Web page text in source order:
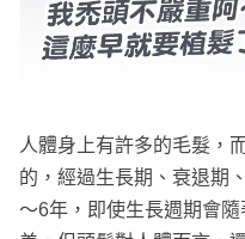
人體身上有許多的毛髮，
的，經過生長期、衰退期
～6年，即使生長週期會